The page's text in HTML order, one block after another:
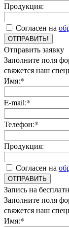
Продукция:
Согласен на
ОТПРАВИТЬ!
Отправить заявку
Заполните поля
свяжется наш
Имя:*
E-mail:*
Телефон:*
Продукция:
Согласен на
ОТПРАВИТЬ
Запись на
Заполните поля
свяжется наш
Имя:*